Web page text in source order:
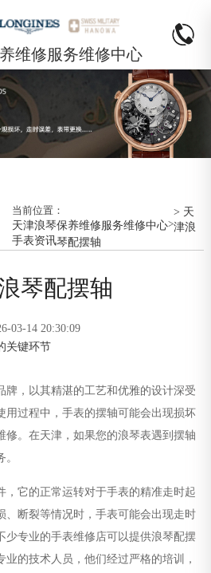
维修服务维修中心
当前位置：
天津浪琴保养维修服务维修中心>
手表资讯
> 天
津浪
琴配摆轴
琴配摆轴
03-14 20:30:09
关键环节
牌，以其精湛的工艺和优雅的设计深受
用过程中，手表的摆轴可能会出现损坏
修。在天津，如果您的浪琴表遇到摆轴
，它的正常运转对于手表的精准走时起
、断裂等情况时，手表可能会出现走时
少专业的手表维修店可以提供浪琴配摆
的技术人员，他们经过严格的培训，